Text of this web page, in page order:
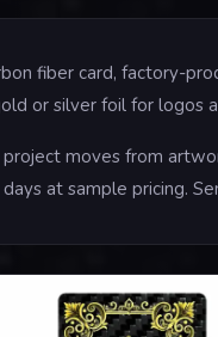
fiber card, factory-
or silver foil for logos
moves from
at sample pricing.